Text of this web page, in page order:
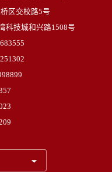
区交校路5号
科技城和兴路1508号